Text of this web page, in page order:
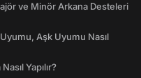
ve Minör Arkana Desteleri
Aşk Uyumu Nasıl
Yapılır?